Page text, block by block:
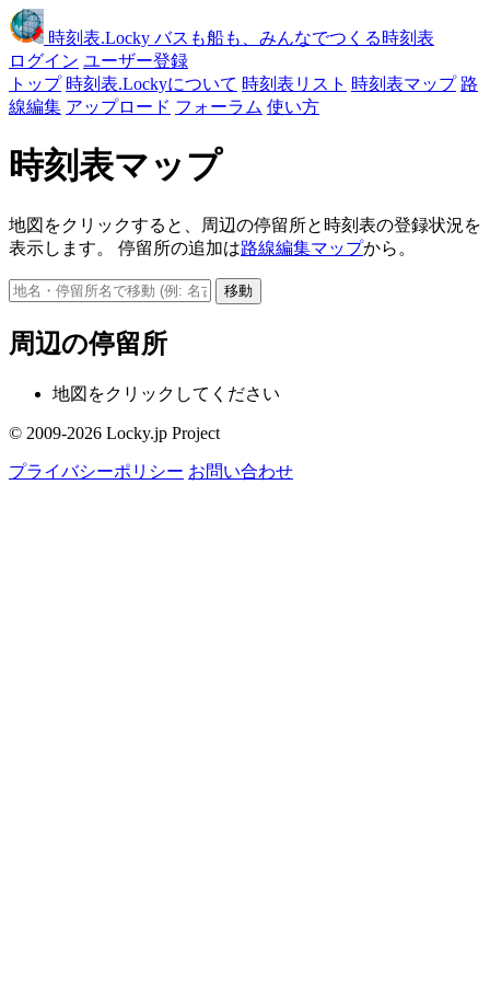
時刻表.Locky バスも船も、みんなでつくる時刻表
ログイン ユーザー登録
トップ 時刻表.Lockyについて 時刻表リスト 時刻表マップ 路
線編集 アップロード フォーラム 使い方
時刻表マップ
地図をクリックすると、周辺の停留所と時刻表の登録状況を
表示します。 停留所の追加は路線編集マップから。
移動
周辺の停留所
地図をクリックしてください
© 2009-2026 Locky.jp Project
プライバシーポリシー お問い合わせ